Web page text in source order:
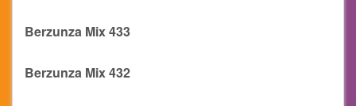
Berzunza Mix 433
Berzunza Mix 432